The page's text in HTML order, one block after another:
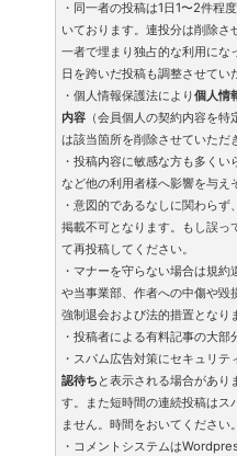
・同一者の投稿は1日1〜2件程
いております。連投分は削除さ
一者で埋まり独占的な利用にな
日を跨いだ投稿も調整させてい
・個人情報保護法により個人情
内容 （会員個人の契約内容を
は該当箇所を削除させていただ
・投稿内容に敏感な方も多く
など他の利用者様へ影響を与え
・意図的であるなしに関わら
掲載不可となります。もし誤っ
て再投稿してください。
・マナーを守らない場合は規
や当事業部、作者への中傷や毀
強制退会および法的措置となり
・投稿者による有料記事の大部
・スパム広告対策にセキュリ
認待ち と表示される場合があり
す。また短時間の連続投稿はス
ません。時間をおいてください。
・コメントシステムは